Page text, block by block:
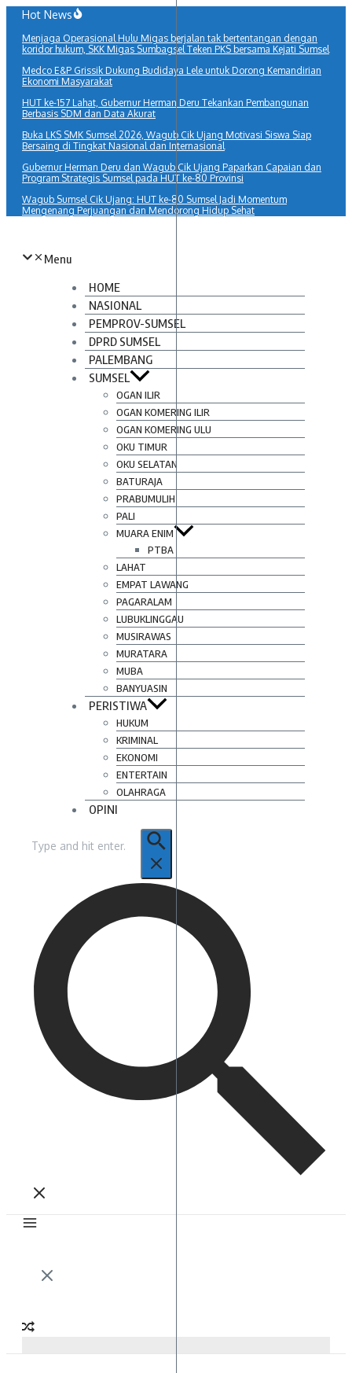
Lewati
konten
Hot News
Menjaga Operasional Hulu Migas berjalan tak bertentangan dengan
koridor hukum, SKK Migas Sumbagsel Teken PKS bersama Kejati Sumsel
Medco E&P Grissik Dukung Budidaya Lele untuk Dorong Kemandirian
Ekonomi Masyarakat
HUT ke-157 Lahat, Gubernur Herman Deru Tekankan Pembangunan
Berbasis SDM dan Data Akurat
Buka LKS SMK Sumsel 2026, Wagub Cik Ujang Motivasi Siswa Siap
Bersaing di Tingkat Nasional dan Internasional
Gubernur Herman Deru dan Wagub Cik Ujang Paparkan Capaian dan
Program Strategis Sumsel pada HUT ke-80 Provinsi
Wagub Sumsel Cik Ujang: HUT ke-80 Sumsel Jadi Momentum
Mengenang Perjuangan dan Mendorong Hidup Sehat
Menu
HOME
NASIONAL
PEMPROV-SUMSEL
DPRD SUMSEL
PALEMBANG
SUMSEL
OGAN ILIR
OGAN KOMERING ILIR
OGAN KOMERING ULU
OKU TIMUR
OKU SELATAN
BATURAJA
PRABUMULIH
PALI
MUARA ENIM
PTBA
LAHAT
EMPAT LAWANG
PAGARALAM
LUBUKLINGGAU
MUSIRAWAS
MURATARA
MUBA
BANYUASIN
PERISTIWA
HUKUM
KRIMINAL
EKONOMI
ENTERTAIN
OLAHRAGA
OPINI
untuk: